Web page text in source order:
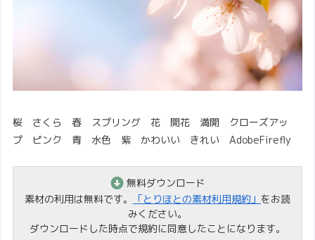
桜 さくら 春 スプリング 花 開花 満開 クローズアッ
プ ピンク 青 水色 紫 かわいい きれい AdobeFirefly
無料ダウンロード
素材の利用は無料です。
「とりほとの素材利用規約」 をお読
みください。
ダウンロードした時点で規約に同意したことになります。